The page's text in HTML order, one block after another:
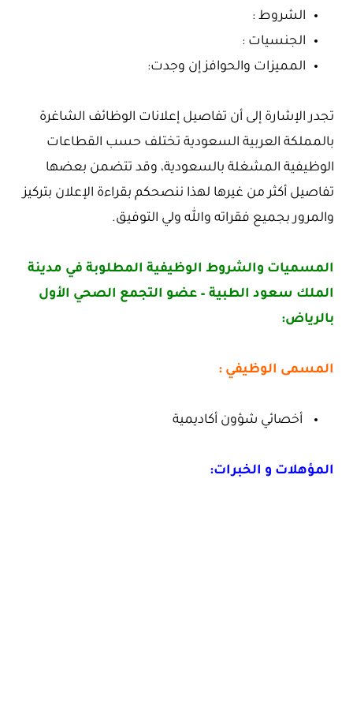
الشروط :
الجنسيات :
المميزات والحوافز إن وجدت:
تجدر الإشارة إلى أن تفاصيل إعلانات الوظائف الشاغرة
بالمملكة العربية السعودية تختلف حسب القطاعات
الوظيفية المشغلة بالسعودية، وقد تتضمن بعضها
تفاصيل أكثر من غيرها لهذا ننصحكم بقراءة الإعلان بتركيز
والمرور بجميع فقراته والله ولي التوفيق.
المسميات والشروط الوظيفية المطلوبة في مدينة
الملك سعود الطبية – عضو التجمع الصحي الأول
بالرياض:
المسمى الوظيفي :
أخصائي شؤون أكاديمية
المؤهلات و الخبرات: